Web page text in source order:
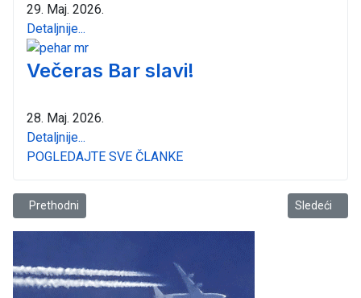
29. Maj. 2026.
Detaljnije...
Večeras Bar slavi!
28. Maj. 2026.
Detaljnije...
POGLEDAJTE SVE ČLANKE
Prethodni članak: Bar: Oproštaj Nikole Vučevića od reprezentacije
Prethodni Sledeći
Sledeći